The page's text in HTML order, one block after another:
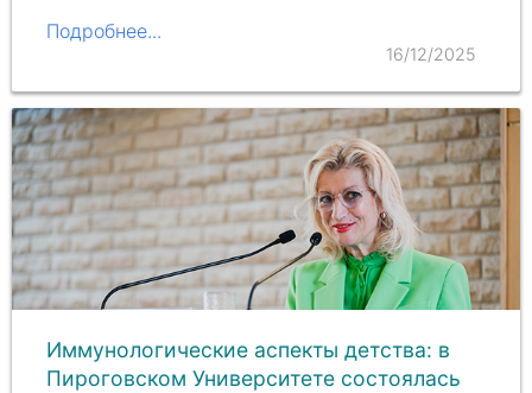
педиатров Александра Алексеевича
Колтыпина, Дмитрия Дмитриевича Лебедева,
Подробнее...
16/12/2025
Иммунологические аспекты детства: в
Пироговском Университете состоялась